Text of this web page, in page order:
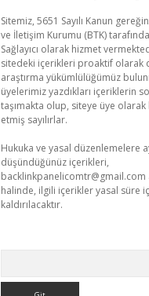
Sitemiz, 5651 Sayılı Kanun
ve İletişim Kurumu (BTK)
Sağlayıcı olarak hizmet
sitedeki içerikleri proaktif olarak
araştırma yükümlülüğümüz
üyelerimiz yazdıkları içeriklerin
taşımakta olup, siteye üye
etmiş sayılırlar.
Hukuka ve yasal düzenlemelere
düşündüğünüz içerikleri,
backlinkpanelicomtr@gmail.com
halinde, ilgili içerikler yasal süre
kaldırılacaktır.